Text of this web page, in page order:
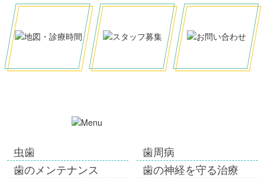
虫歯
歯周病
歯のメンテナンス
歯の神経を守る治療